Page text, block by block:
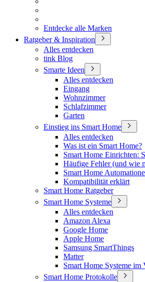
Entdecke alle Marken
Ratgeber & Inspiration
Alles entdecken
tink Blog
Smarte Ideen
Alles entdecken
Eingang
Wohnzimmer
Schlafzimmer
Garten
Einstieg ins Smart Home
Alles entdecken
Was ist ein Smart Home?
Smart Home Einrichten:
Häufige Fehler (und wie
Smart Home
Kompatibilität erklärt
Smart Home Ratgeber
Smart Home Systeme
Alles entdecken
Amazon Alexa
Google Home
Apple Home
Samsung SmartThings
Matter
Smart Home Systeme im
Smart Home Protokolle